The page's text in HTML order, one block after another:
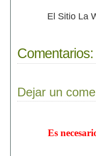
El Sitio La
Comentarios:
Dejar un
Es